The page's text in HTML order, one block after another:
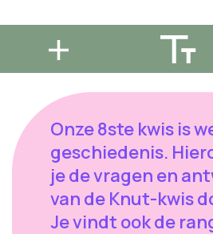
Onze 8ste kwis is
geschiedenis.
je de vragen en
van de Knut-kwis
Je vindt ook de